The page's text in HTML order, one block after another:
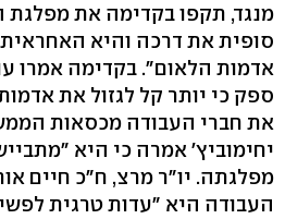
מנגד, תקפו בקדימה את
סופית את דרכה והיא
אדמות הלאום". בקדימה אמרו
ספק כי יותר קל לגזול את
את חברי העבודה מכסאות
יחימוביץ' אמרה כי היא
מפלגתה. יו"ר מרצ, ח"כ חיים
העבודה היא "עדות טרגית